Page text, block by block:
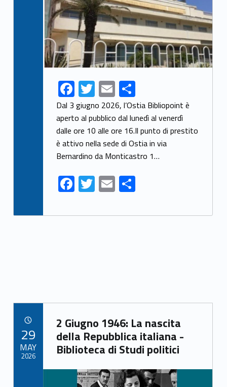
F
ac
e
b
o
o
k
T
w
itt
er
E
m
ai
l
S
h
ar
e
Dal 3 giugno 2026, l’Ostia Bibliopoint è
aperto al pubblico dal lunedì al venerdì
dalle ore 10 alle ore 16.Il punto di prestito
è attivo nella sede di Ostia in via
Bernardino da Monticastro 1…
F
ac
e
T
w
itt
E
m
ai
S
ar
Link identifier archive #link-archive-73297
2 Giugno 1946: La nascita
della Repubblica italiana -
Biblioteca di Studi politici
Link identifier archive #link-archive-thumb-soap-33800
29
MAY
2026